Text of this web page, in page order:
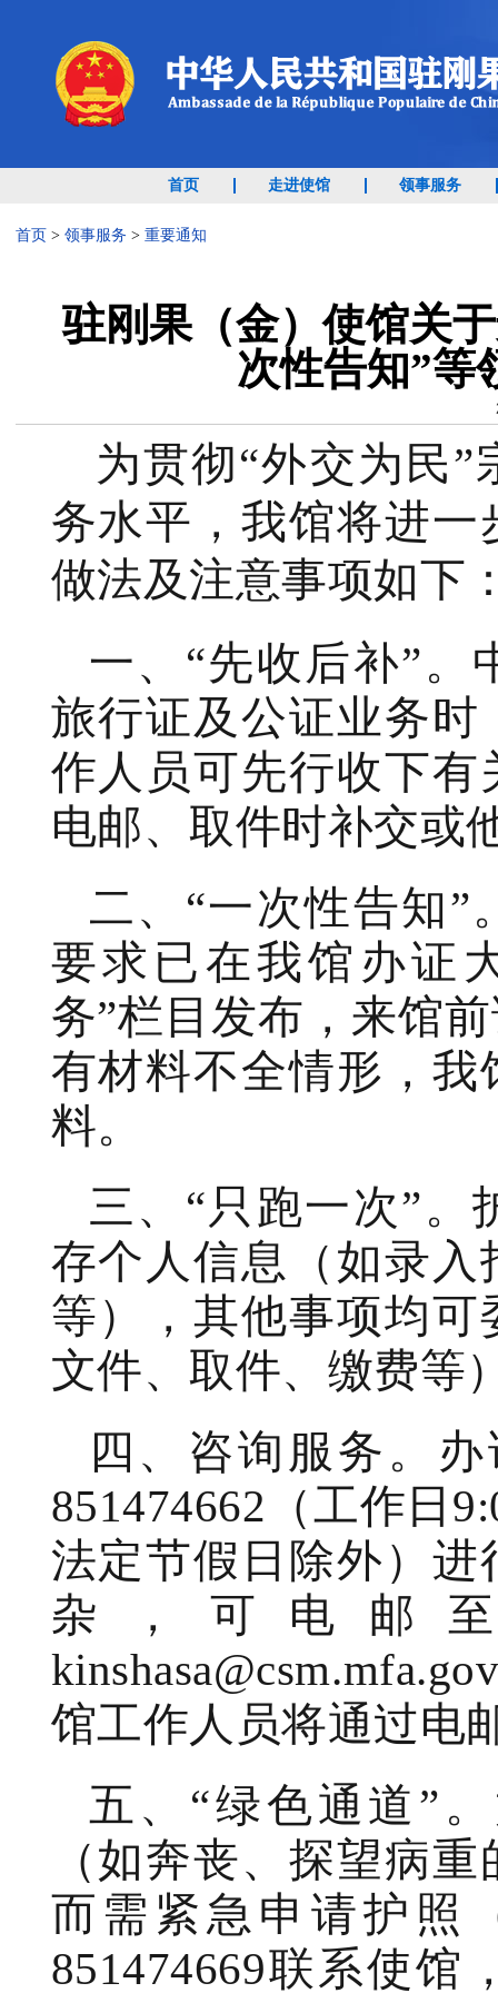
首页 走进使馆 领事服务
首页 > 领事服务 > 重要通知
驻刚果（金）使馆关
次性告知”等
为贯彻“外交为民
务水平，我馆将进
做法及注意事项如下
一、“先收后补”。
旅行证及公证业务
作人员可先行收下
电邮、取件时补交或
二、“一次性告知”
要求已在我馆办证
务”栏目发布，来馆
有材料不全情形，
料。
三、“只跑一次”。
存个人信息（如录
等），其他事项均
文件、取件、缴费等
四、咨询服务。
851474662（工作日
法定节假日除外）
杂，可电邮
馆工作人员将通过电
五、“绿色通道”
（如奔丧、探望病
而需紧急申请护照
851474669联系使